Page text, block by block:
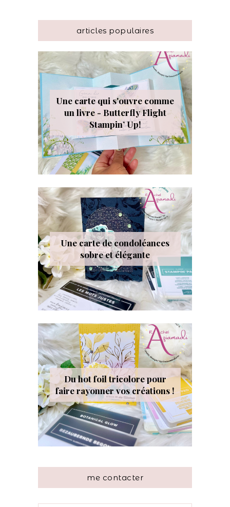
articles populaires
Une carte qui s'ouvre comme
un livre - Butterfly Flight
Stampin’ Up!
Une carte de condoléances
sobre et élégante
Du hot foil tricolore pour
faire rayonner vos créations !
me contacter